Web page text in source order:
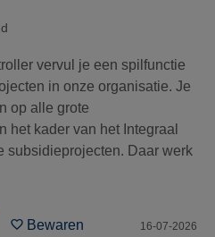
vervul je een spilfunctie
in onze organisatie. Je
op alle grote
het kader van het Integraal
subsidieprojecten. Daar werk
Bewaren 16-07-2026